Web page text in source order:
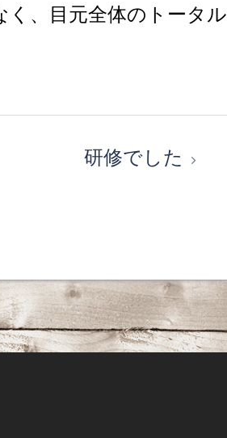
、目元全体のトータル
研修でした